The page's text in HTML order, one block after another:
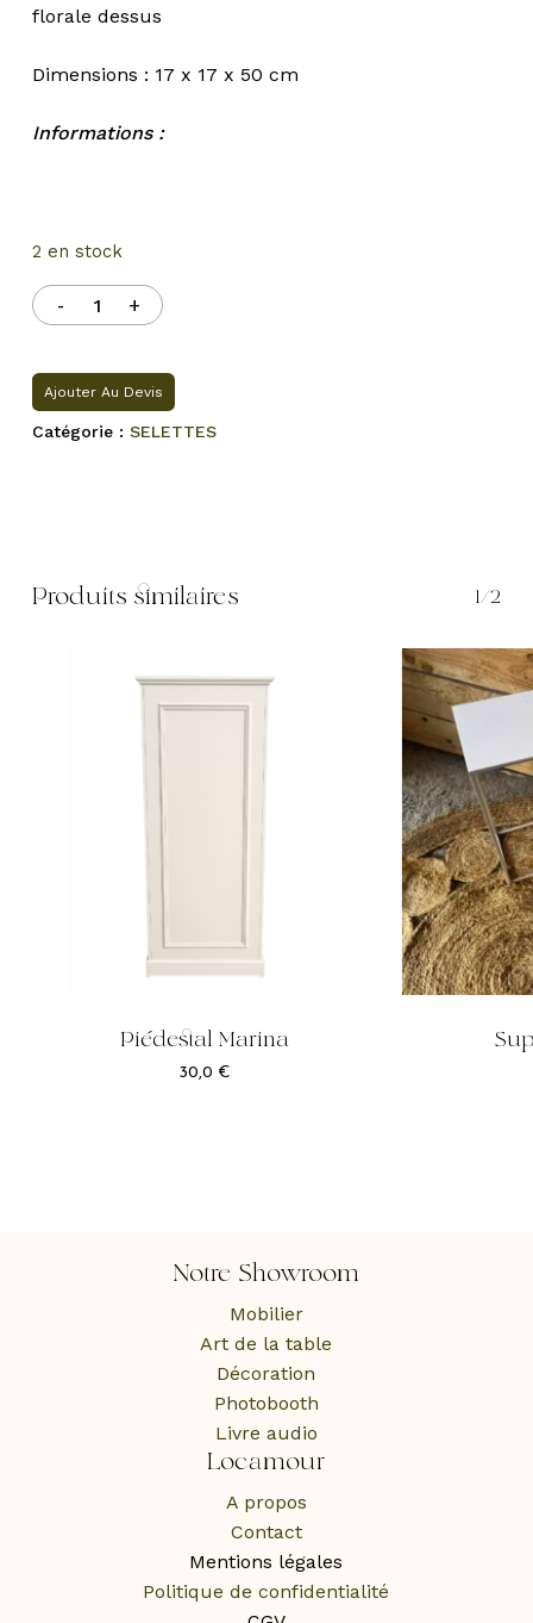
florale dessus
Dimensions : 17 x 17 x 50 cm
Informations :
2 en stock
Ajouter Au Devis
Catégorie : SELETTES
Produits similaires 1/2
Piédestal Marina
30,0 €
Notre Showroom
Mobilier
Art de la table
Décoration
Photobooth
Livre audio
Locamour
A propos
Contact
Mentions légales
Politique de confidentialité